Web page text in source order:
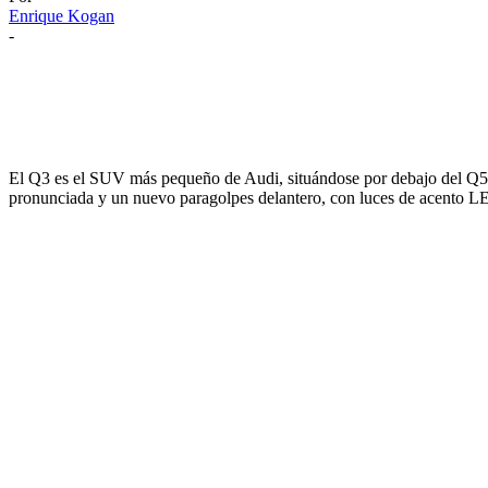
Enrique Kogan
-
El Q3 es el SUV más pequeño de Audi, situándose por debajo del
pronunciada y un nuevo paragolpes delantero, con luces de acento